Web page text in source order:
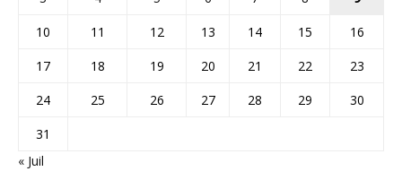
10
11 12 13 14 15
16
17
18 19 20 21 22
23
24
25 26 27 28 29
30
31
« Juil